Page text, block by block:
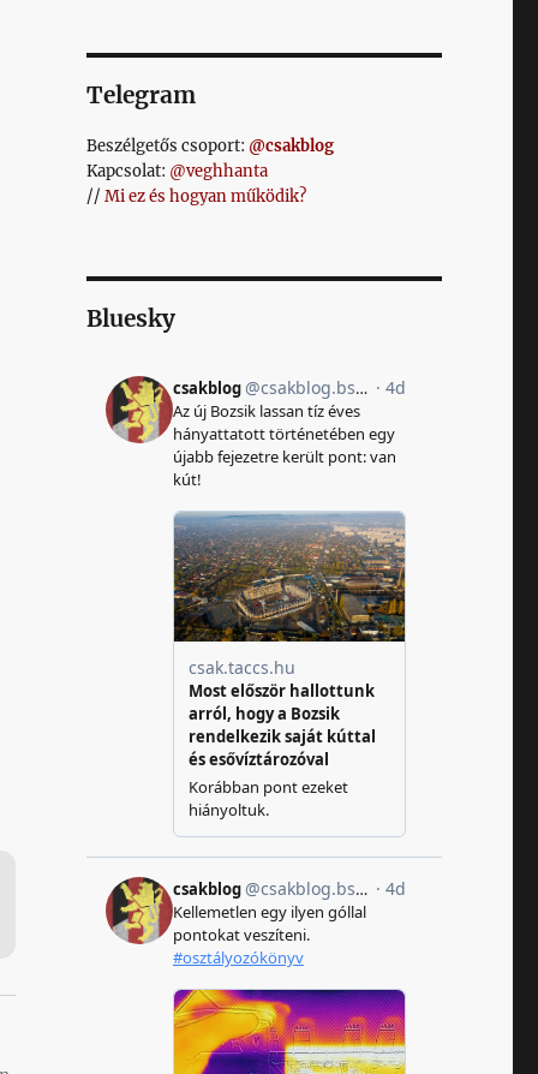
Telegram
Beszélgetős csoport: @csakblog
Kapcsolat: @veghhanta
// Mi ez és hogyan működik?
Bluesky